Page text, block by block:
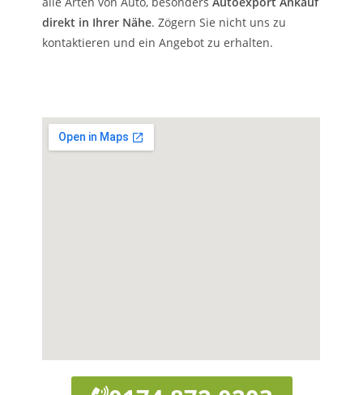
direkt in Ihrer Nähe. Zögern Sie nicht uns zu
kontaktieren und ein Angebot zu erhalten.